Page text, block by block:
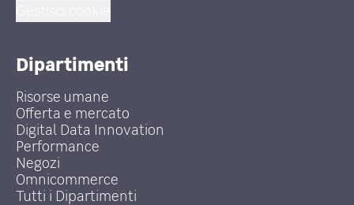
Dipartimenti
Risorse umane
Offerta e mercato
Digital Data Innovation
Performance
Negozi
Omnicommerce
Tutti i Dipartimenti